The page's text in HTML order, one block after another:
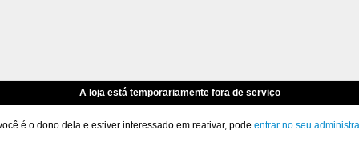
A loja está temporariamente fora de serviço
é o dono dela e estiver interessado em reativar, pode entrar no seu